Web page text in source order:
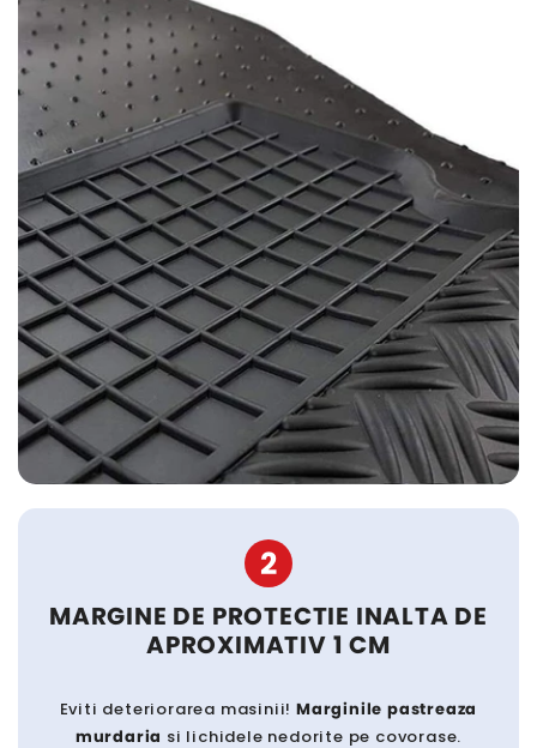
2
MARGINE DE PROTECTIE INALTA DE
APROXIMATIV 1 CM
Eviti deteriorarea masinii!Marginile pastreaza
murdaria si lichidele nedorite pe covorase.